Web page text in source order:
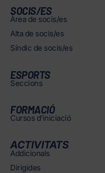
SOCIS/ES
Àrea de socis/es
Alta de socis/es
Síndic de socis/es
ESPORTS
Seccions
FORMACIÓ
Cursos d’iniciació
ACTIVITATS
Addicionals
Dirigides